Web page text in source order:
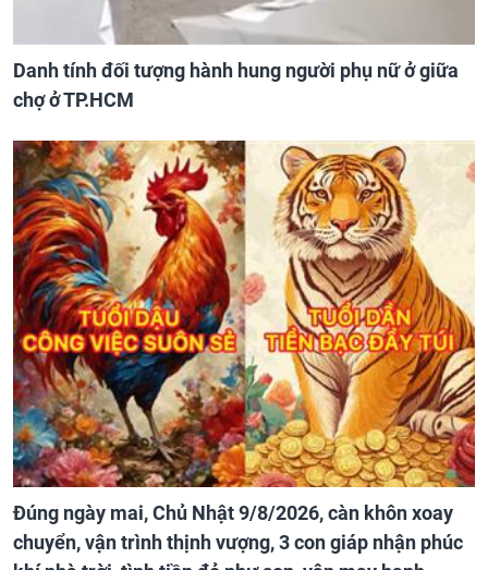
Danh tính đối tượng hành hung người phụ nữ ở giữa
chợ ở TP.HCM
Đúng ngày mai, Chủ Nhật 9/8/2026, càn khôn xoay
chuyển, vận trình thịnh vượng, 3 con giáp nhận phúc